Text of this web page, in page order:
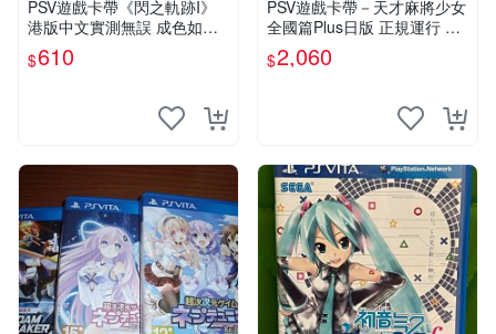
PSV遊戲卡帶《閃之軌跡I》
港版中文實測無誤 成色如圖
請斟酌 買家自負 PSV 港版 鳴
Whip
$610
PSV遊戲卡帶－天才麻將少女
全國篇Plus日版 正規運行 成
色如圖 確認後拍 下單即同意
天才麻將少女 全國篇 Plus 日
$2,060